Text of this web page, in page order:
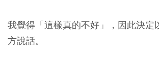
我覺得「這樣真的不好」，因此決定
方說話。